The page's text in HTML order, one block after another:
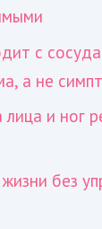
с
а не
и ног
без